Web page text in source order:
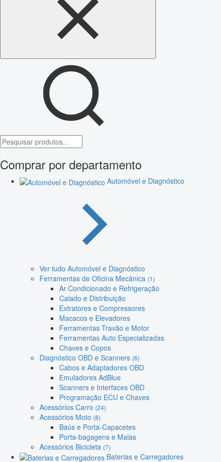
Comprar por departamento
Automóvel e Diagnóstico
Ver tudo Automóvel e Diagnóstico
Ferramentas de Oficina Mecânica (1)
Ar Condicionado e Refrigeração
Calado e Distribuição
Extratores e Compressores
Macacos e Elevadores
Ferramentas Travão e Motor
Ferramentas Auto Especializadas
Chaves e Copos
Diagnóstico OBD e Scanners (6)
Cabos e Adaptadores OBD
Emuladores AdBlue
Scanners e Interfaces OBD
Programação ECU e Chaves
Acessórios Carro (24)
Acessórios Moto (8)
Baús e Porta-Capacetes
Porta-bagagens e Malas
Acessórios Bicicleta (7)
Baterias e Carregadores